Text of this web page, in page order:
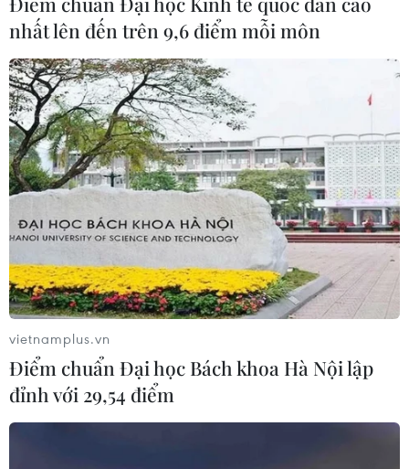
nhất lên đến trên 9,6 điểm mỗi môn
vietnamplus.vn
Điểm chuẩn Đại học Bách khoa Hà Nội lập
đỉnh với 29,54 điểm